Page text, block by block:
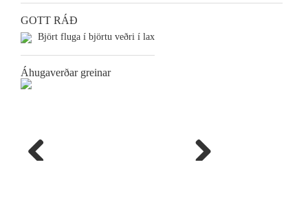
GOTT RÁÐ
Björt fluga í björtu veðri í lax
Áhugaverðar greinar